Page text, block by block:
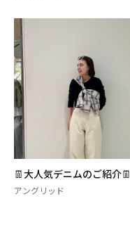
👖大人気デニムのご紹介👖
アングリッド